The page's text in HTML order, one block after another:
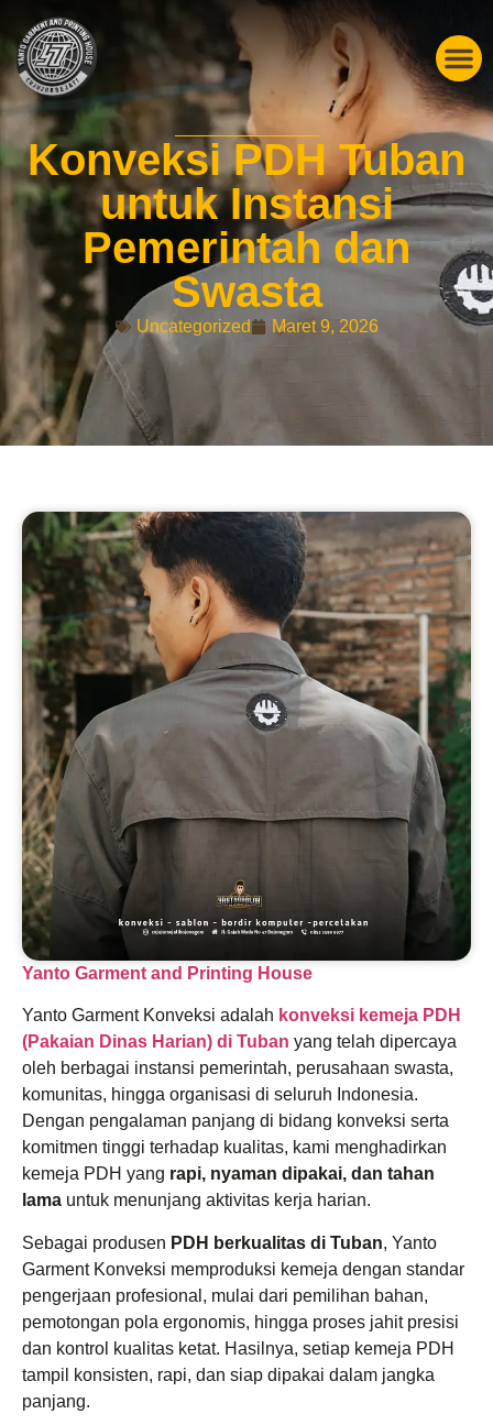
Konveksi PDH Tuban
untuk Instansi
Pemerintah dan
Swasta
Uncategorized Maret 9, 2026
Yanto Garment and Printing House
Yanto Garment Konveksi adalah konveksi kemeja PDH
(Pakaian Dinas Harian) di Tuban yang telah dipercaya
oleh berbagai instansi pemerintah, perusahaan swasta,
komunitas, hingga organisasi di seluruh Indonesia.
Dengan pengalaman panjang di bidang konveksi serta
komitmen tinggi terhadap kualitas, kami menghadirkan
kemeja PDH yang rapi, nyaman dipakai, dan tahan
lama untuk menunjang aktivitas kerja harian.
Sebagai produsen PDH berkualitas di Tuban, Yanto
Garment Konveksi memproduksi kemeja dengan standar
pengerjaan profesional, mulai dari pemilihan bahan,
pemotongan pola ergonomis, hingga proses jahit presisi
dan kontrol kualitas ketat. Hasilnya, setiap kemeja PDH
tampil konsisten, rapi, dan siap dipakai dalam jangka
panjang.